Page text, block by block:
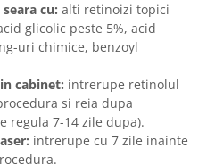
cu: alti retinoizi topici
glicolic peste 5%, acid
uri chimice, benzoyl
cabinet: intrerupe retinolul
si reia dupa
regula 7-14 zile dupa).
intrerupe cu 7 zile inainte